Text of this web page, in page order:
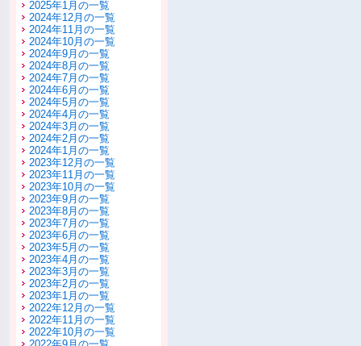
2025年1月の一覧
2024年12月の一覧
2024年11月の一覧
2024年10月の一覧
2024年9月の一覧
2024年8月の一覧
2024年7月の一覧
2024年6月の一覧
2024年5月の一覧
2024年4月の一覧
2024年3月の一覧
2024年2月の一覧
2024年1月の一覧
2023年12月の一覧
2023年11月の一覧
2023年10月の一覧
2023年9月の一覧
2023年8月の一覧
2023年7月の一覧
2023年6月の一覧
2023年5月の一覧
2023年4月の一覧
2023年3月の一覧
2023年2月の一覧
2023年1月の一覧
2022年12月の一覧
2022年11月の一覧
2022年10月の一覧